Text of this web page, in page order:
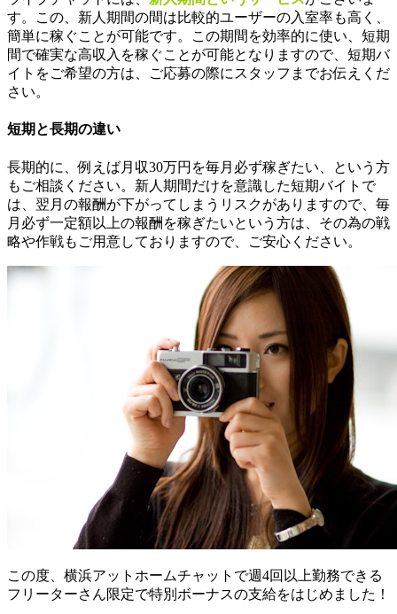
す。この、新人期間の間は比較的ユーザーの入室率も高く、
簡単に稼ぐことが可能です。この期間を効率的に使い、短期
間で確実な高収入を稼ぐことが可能となりますので、短期バ
イトをご希望の方は、ご応募の際にスタッフまでお伝えくだ
さい。
短期と長期の違い
長期的に、例えば月収30万円を毎月必ず稼ぎたい、という方
もご相談ください。新人期間だけを意識した短期バイトで
は、翌月の報酬が下がってしまうリスクがありますので、毎
月必ず一定額以上の報酬を稼ぎたいという方は、その為の戦
略や作戦もご用意しておりますので、ご安心ください。
この度、横浜アットホームチャットで週4回以上勤務できる
フリーターさん限定で特別ボーナスの支給をはじめました！